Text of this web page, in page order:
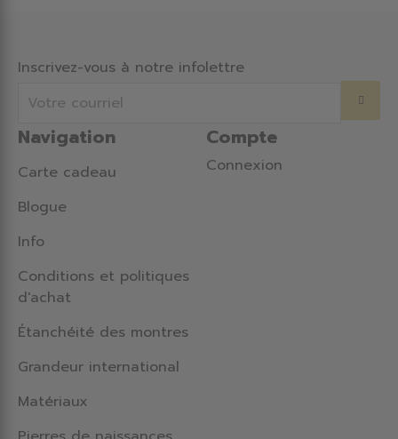
Navigation
Carte cadeau
Blogue
Info
Conditions et politiques
d'achat
Étanchéité des montres
Grandeur international
Matériaux
Compte
Connexion
Inscrivez-vous à notre infolettre